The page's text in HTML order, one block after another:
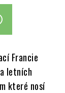
Francie
letních
které nosí